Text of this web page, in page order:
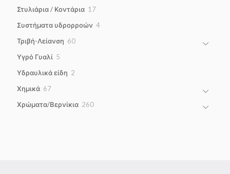
Στυλιάρια / Κοντάρια 1717
Συστήματα υδρορροών 44
Τριβή-Λείανση 6060
Υγρό Γυαλί 5
Υδραυλικά είδη 2
Χημικά 6767
Χρώματα/Βερνίκια 260260